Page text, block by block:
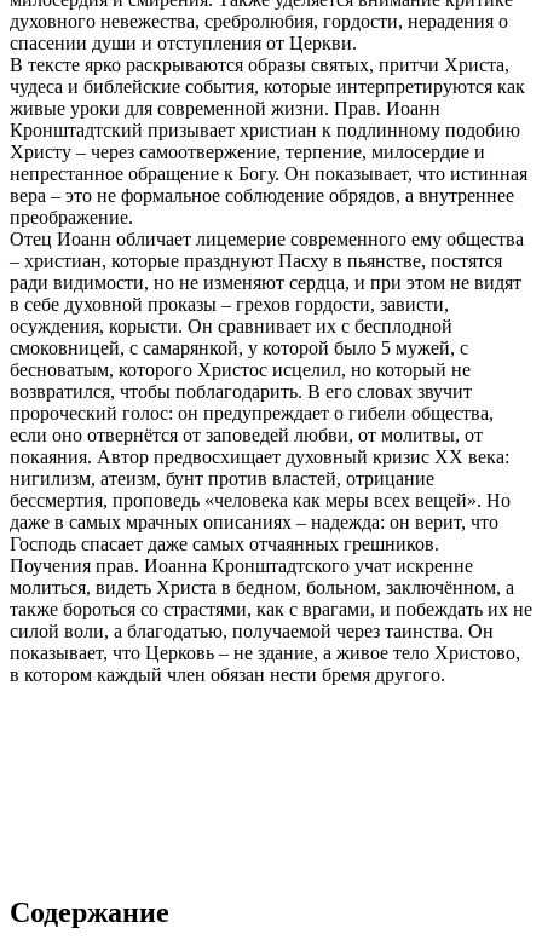
духовного невежества, сребролюбия, гордости, нерадения о
спасении души и отступления от Церкви.
В тексте ярко раскрываются образы святых, притчи Христа,
чудеса и библейские события, которые интерпретируются как
живые уроки для современной жизни. Прав. Иоанн
Кронштадтский призывает христиан к подлинному подобию
Христу – через самоотвержение, терпение, милосердие и
непрестанное обращение к Богу. Он показывает, что истинная
вера – это не формальное соблюдение обрядов, а внутреннее
преображение.
Отец Иоанн обличает лицемерие современного ему общества
– христиан, которые празднуют Пасху в пьянстве, постятся
ради видимости, но не изменяют сердца, и при этом не видят
в себе духовной проказы – грехов гордости, зависти,
осуждения, корысти. Он сравнивает их с бесплодной
смоковницей, с самарянкой, у которой было 5 мужей, с
бесноватым, которого Христос исцелил, но который не
возвратился, чтобы поблагодарить. В его словах звучит
пророческий голос: он предупреждает о гибели общества,
если оно отвернётся от заповедей любви, от молитвы, от
покаяния. Автор предвосхищает духовный кризис XX века:
нигилизм, атеизм, бунт против властей, отрицание
бессмертия, проповедь «человека как меры всех вещей». Но
даже в самых мрачных описаниях – надежда: он верит, что
Господь спасает даже самых отчаянных грешников.
Поучения прав. Иоанна Кронштадтского учат искренне
молиться, видеть Христа в бедном, больном, заключённом, а
также бороться со страстями, как с врагами, и побеждать их не
силой воли, а благодатью, получаемой через таинства. Он
показывает, что Церковь – не здание, а живое тело Христово,
в котором каждый член обязан нести бремя другого.
Содержание